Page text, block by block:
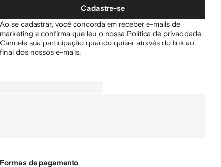
Cadastre-se
Ao se cadastrar, você concorda em receber e-mails de
marketing e confirma que leu o nossa Política de privacidade.
Cancele sua participação quando quiser através do link ao
final dos nossos e-mails.
Formas de pagamento